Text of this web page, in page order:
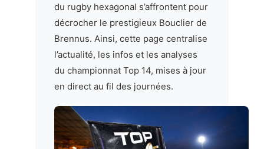
du rugby hexagonal s’affrontent pour
décrocher le prestigieux Bouclier de
Brennus. Ainsi, cette page centralise
l’actualité, les infos et les analyses
du championnat Top 14, mises à jour
en direct au fil des journées.